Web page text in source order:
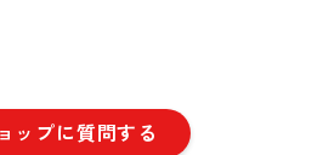
ップに質問する